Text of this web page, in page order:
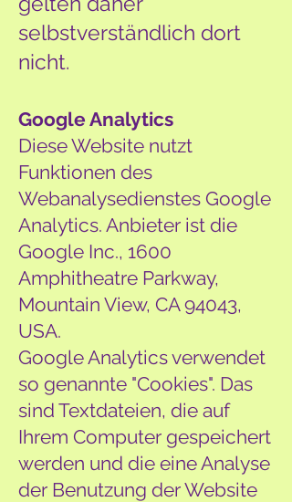
selbstverständlich dort
nicht.
Google Analytics
Diese Website nutzt
Funktionen des
Webanalysedienstes Google
Analytics. Anbieter ist die
Google Inc., 1600
Amphitheatre Parkway,
Mountain View, CA 94043,
USA.
Google Analytics verwendet
so genannte "Cookies". Das
sind Textdateien, die auf
Ihrem Computer gespeichert
werden und die eine Analyse
der Benutzung der Website